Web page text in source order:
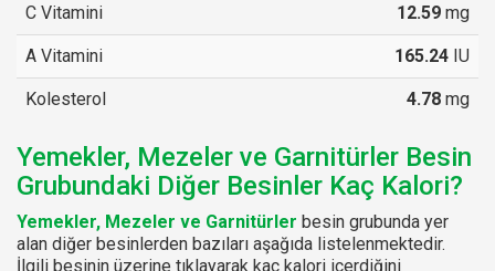
C Vitamini 12.59 mg
A Vitamini 165.24 IU
Kolesterol 4.78 mg
Yemekler, Mezeler ve Garnitürler Besin
Grubundaki Diğer Besinler Kaç Kalori?
Yemekler, Mezeler ve Garnitürler besin grubunda yer
alan diğer besinlerden bazıları aşağıda listelenmektedir.
İlgili besinin üzerine tıklayarak kaç kalori içerdiğini